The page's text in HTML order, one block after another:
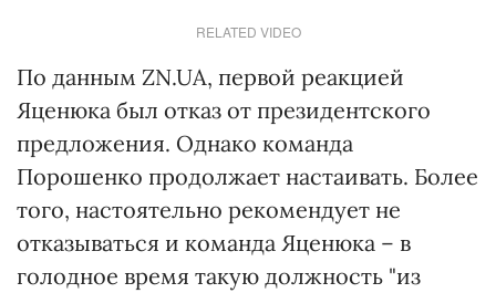
RELATED VIDEO
По данным ZN.UA, первой реакцией
Яценюка был отказ от президентского
предложения. Однако команда
Порошенко продолжает настаивать. Более
того, настоятельно рекомендует не
отказываться и команда Яценюка – в
голодное время такую должность "из